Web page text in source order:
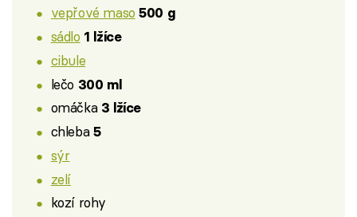
vepřové maso 500 g
sádlo 1 lžíce
cibule
lečo 300 ml
omáčka 3 lžíce
chleba 5
sýr
zelí
kozí rohy